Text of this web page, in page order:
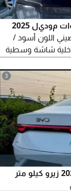
جيتور T2 2.0T XWD كامل المواصفات موديل 2025
المواصفات صيني اللون أسود /
شاشة وسطية
مقاعد أمامية كهربائية، مقاعد
بانورامي، زجاج
3
للبيع سيارة بي واي دي سيل بلس موديل 2025 زيرو كيلو متر